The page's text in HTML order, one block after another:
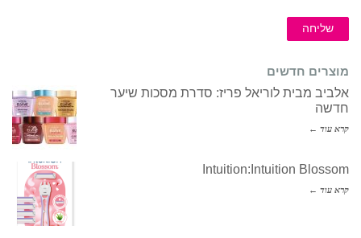
שליחה
מוצרים חדשים
אלביב מבית לוריאל פריז: סדרת מסכות שיער
חדשה
קרא עוד ←
Intuition:Intuition Blossom
קרא עוד ←